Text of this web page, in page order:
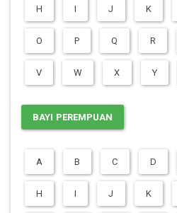
H I J K
O P Q R
V W X Y
BAYI PEREMPUAN
A B C D
H I J K